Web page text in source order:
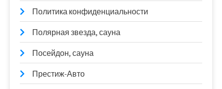
Политика конфиденциальности
Полярная звезда, сауна
Посейдон, сауна
Престиж-Авто